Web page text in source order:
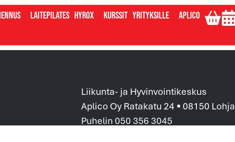
Laitepilates Hyrox Kurssit Yrityksille Aplico
Liikunta- ja Hyvinvointikeskus
Aplico Oy Ratakatu 24 • 08150 Lohja
Puhelin 050 356 3045